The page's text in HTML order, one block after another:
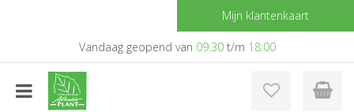
a
Mijn klantenkaart
Vandaag geopend van 09:30t/m 18:00